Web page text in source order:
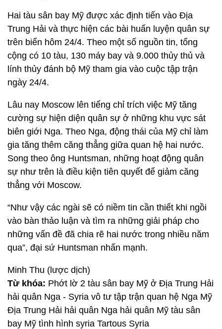
Hai tàu sân bay Mỹ được xác định tiến vào Địa
Trung Hải và thực hiện các bài huấn luyện quân sự
trên biển hôm 24/4. Theo một số nguồn tin, tổng
cộng có 10 tàu, 130 máy bay và 9.000 thủy thủ và
lính thủy đánh bộ Mỹ tham gia vào cuộc tập trận
ngày 24/4.
Lâu nay Moscow lên tiếng chỉ trích việc Mỹ tăng
cường sự hiện diện quân sự ở những khu vực sát
biên giới Nga. Theo Nga, động thái của Mỹ chỉ làm
gia tăng thêm căng thẳng giữa quan hệ hai nước.
Song theo ông Huntsman, những hoạt động quân
sự như trên là điều kiện tiên quyết để giảm căng
thẳng với Moscow.
“Như vậy các ngài sẽ có niềm tin cần thiết khi ngồi
vào bàn thảo luận và tìm ra những giải pháp cho
những vấn đề đã chia rẽ hai nước trong nhiều năm
qua”, đại sứ Huntsman nhấn mạnh.
Minh Thu (lược dịch)
Từ khóa: Phớt lờ 2 tàu sân bay Mỹ ở Địa Trung Hải
hải quân Nga - Syria vô tư tập trận quan hệ Nga Mỹ
Địa Trung Hải hải quân Nga hải quân Mỹ tàu sân
bay Mỹ tình hình syria Tartous Syria